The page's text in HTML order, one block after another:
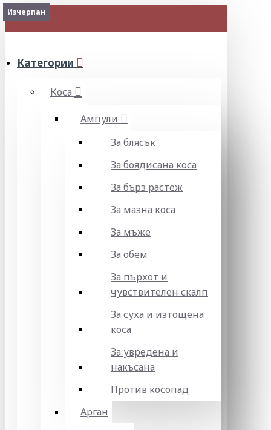
МЕНЮ
Категории
Коса
Ампули
За блясък
За боядисана коса
За бърз растеж
За мазна коса
За мъже
За обем
За пърхот и
чувствителен скалп
За суха и изтощена
коса
За увредена и
накъсана
Против косопад
Арган
Изчерпан
Изчерпан
Изчерпан
Изчерпан